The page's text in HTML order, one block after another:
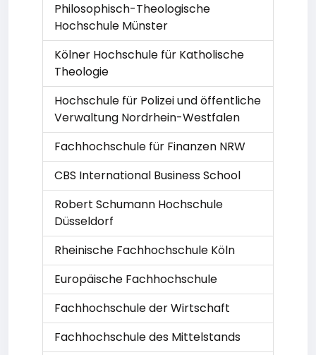
Philosophisch-Theologische
Hochschule Münster
Kölner Hochschule für Katholische
Theologie
Hochschule für Polizei und öffentliche
Verwaltung Nordrhein-Westfalen
Fachhochschule für Finanzen NRW
CBS International Business School
Robert Schumann Hochschule
Düsseldorf
Rheinische Fachhochschule Köln
Europäische Fachhochschule
Fachhochschule der Wirtschaft
Fachhochschule des Mittelstands